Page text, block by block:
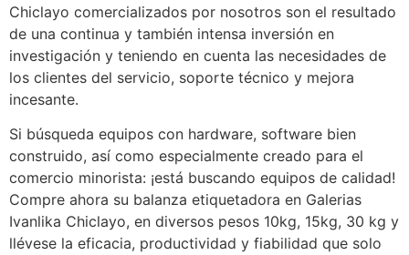
Chiclayo comercializados por nosotros son el resultado
de una continua y también intensa inversión en
investigación y teniendo en cuenta las necesidades de
los clientes del servicio, soporte técnico y mejora
incesante.
Si búsqueda equipos con hardware, software bien
construido, así como especialmente creado para el
comercio minorista: ¡está buscando equipos de calidad!
Compre ahora su balanza etiquetadora en Galerias
Ivanlika Chiclayo, en diversos pesos 10kg, 15kg, 30 kg y
llévese la eficacia, productividad y fiabilidad que solo